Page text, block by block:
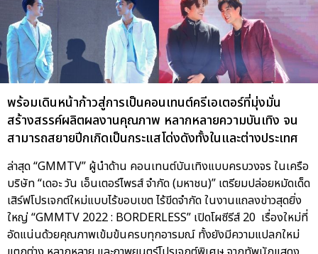
พร้อมเดินหน้าก้าวสู่การเป็นคอนเทนต์ครีเอเตอร์ที่มุ่งมั่น
สร้างสรรค์ผลิตผลงานคุณภาพ หลากหลายความบันเทิง จน
สามารถสยายปีกเกิดเป็นกระแสโด่งดังทั้งในและต่างประเทศ
ล่าสุด “GMMTV” ผู้นำด้าน คอนเทนต์บันเทิงแบบครบวงจร ในเครือ
บริษัท “เดอะ วัน เอ็นเตอร์ไพรส์ จำกัด (มหาชน)” เตรียมปล่อยหมัดเด็ด
เสิร์ฟโปรเจกต์ใหม่แบบไร้ขอบเขต ไร้ขีดจำกัด ในงานแถลงข่าวสุดยิ่ง
ใหญ่ “GMMTV 2022 : BORDERLESS” เปิดโผซีรีส์ 20 เรื่องใหม่ที่
อัดแน่นด้วยคุณภาพเข้มข้นครบทุกอารมณ์ ทั้งยังมีความแปลกใหม่